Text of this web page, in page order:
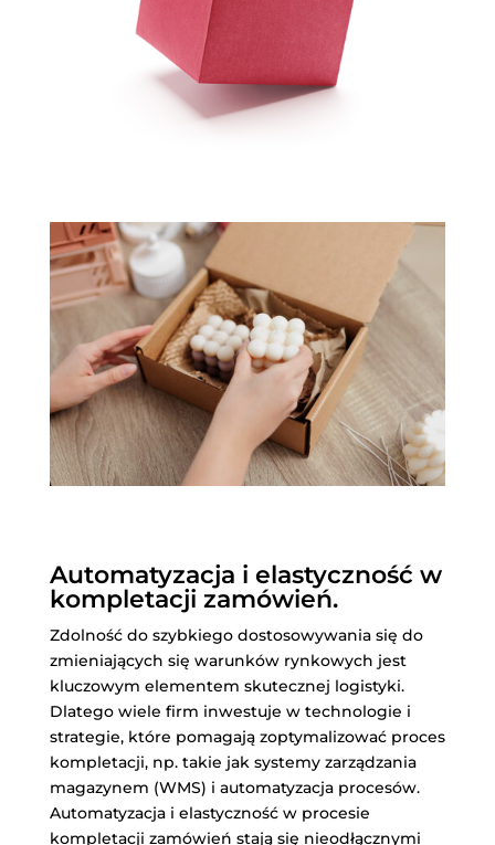
Automatyzacja i elastyczność w
kompletacji zamówień.
Zdolność do szybkiego dostosowywania się do
zmieniających się warunków rynkowych jest
kluczowym elementem skutecznej logistyki.
Dlatego wiele firm inwestuje w technologie i
strategie, które pomagają zoptymalizować proces
kompletacji, np. takie jak systemy zarządzania
magazynem (WMS) i automatyzacja procesów.
Automatyzacja i elastyczność w procesie
kompletacji zamówień stają się nieodłącznymi